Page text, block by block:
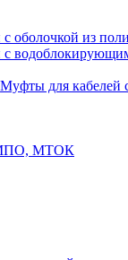
оболочкой из
Муфты для кабелей
МПО, МТОК